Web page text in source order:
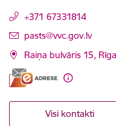
+371 67331814
E-pasts:
pasts@vvc.gov.lv
Raiņa bulvāris 15,
Visi kontakti